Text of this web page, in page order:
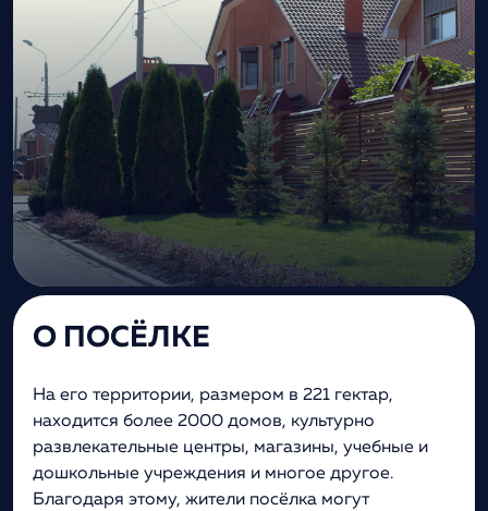
О ПОСЁЛКЕ
На его территории, размером в 221 гектар,
находится более 2000 домов, культурно
развлекательные центры, магазины, учебные и
дошкольные учреждения и многое другое.
Благодаря этому, жители посёлка могут